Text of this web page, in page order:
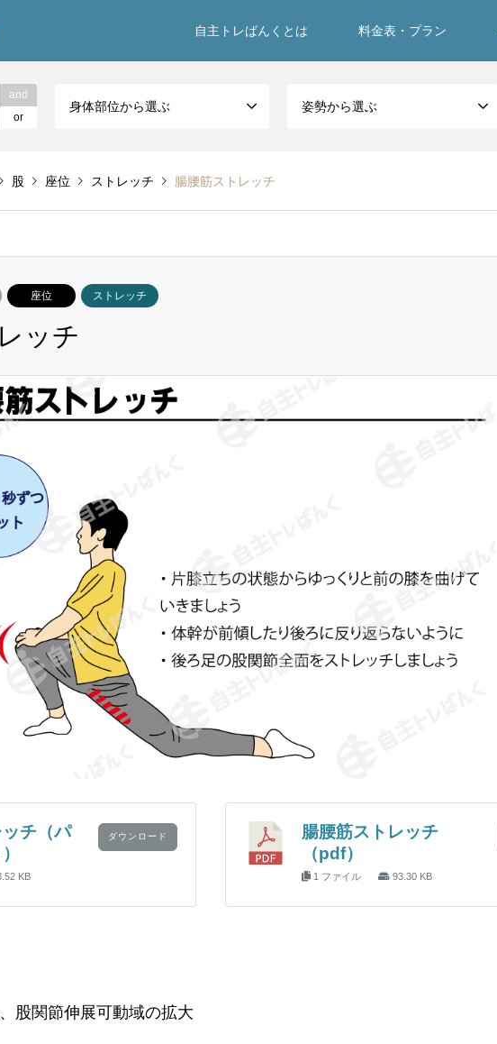
自主トレばんくとは 料金表・プラン
and
or
身体部位から選ぶ 姿勢から選ぶ
股 座位 ストレッチ 腸腰筋ストレッチ
座位 ストレッチ
ッチ
チ（パ
KB
ダウンロード
腸腰筋ストレッチ
（pdf）
1 ファイル 93.30 KB
股関節伸展可動域の拡大